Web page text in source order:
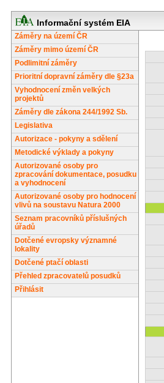
Informační systém EIA
Záměry na území ČR
Záměry mimo území ČR
Podlimitní záměry
Prioritní dopravní záměry dle §23a
Vyhodnocení změn velkých
projektů
Záměry dle zákona 244/1992 Sb.
Legislativa
Autorizace - pokyny a sdělení
Metodické výklady a pokyny
Autorizované osoby pro
zpracování dokumentace, posudku
a vyhodnocení
Autorizované osoby pro hodnocení
vlivů na soustavu Natura 2000
Seznam pracovníků příslušných
úřadů
Dotčené evropsky významné
lokality
Dotčené ptačí oblasti
Přehled zpracovatelů posudků
Přihlásit